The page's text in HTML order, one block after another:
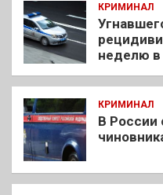
КРИМИНАЛ
неделю
КРИМИНАЛ
В России